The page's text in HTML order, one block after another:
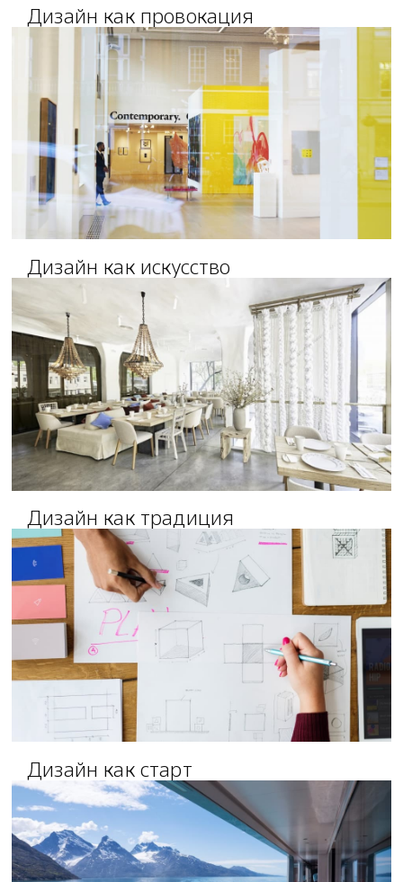
Дизайн как провокация
Дизайн как искусство
Дизайн как традиция
Дизайн как старт